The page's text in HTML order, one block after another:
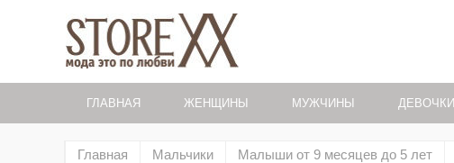
ГЛАВНАЯ ЖЕНЩИНЫ МУЖЧИНЫ ДЕВОЧКИ
Главная Мальчики Малыши от 9 месяцев до 5 лет